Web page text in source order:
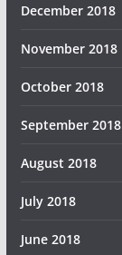
December 2018
November 2018
October 2018
September 2018
August 2018
July 2018
June 2018